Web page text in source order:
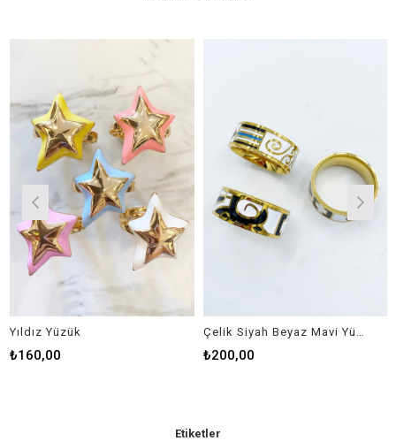
Yıldız Yüzük
₺160,00
Çelik Siyah Beyaz Mavi Yüzük
₺200,00
Etiketler